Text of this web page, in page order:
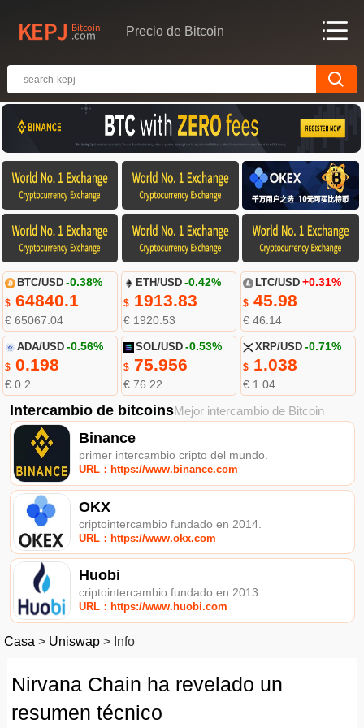
Precio de Bitcoin
BTC/USD -0.38%
$64840.1
€ 65067.04
ETH/USD -0.42%
$ 1913.83
€ 1920.53
LTC/USD +0.31%
$45.98
€ 46.14
ADA/USD -0.56%
$0.198
€ 0.2
SOL/USD -0.53%
$ 75.956
€ 76.22
XRP/USD -0.71%
$1.038
€ 1.04
Intercambio de bitcoinsMejor intercambio de Bitcoin
Binance
primer intercambio cripto del mundo.
URL：https://www.binance.com
OKX
criptointercambio fundado en 2014.
URL：https://www.okx.com
Huobi
criptointercambio fundado en 2013.
URL：https://www.huobi.com
Casa > Uniswap > Info
Nirvana Chain ha revelado un
resumen técnico